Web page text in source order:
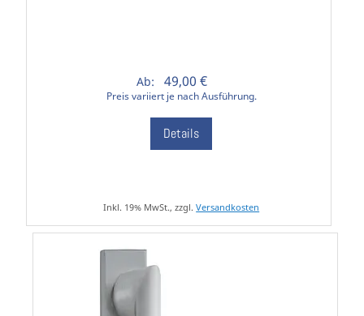
Ab: 49,00 €
Preis variiert je nach Ausführung.
Details
Inkl. 19% MwSt., zzgl.Versandkosten